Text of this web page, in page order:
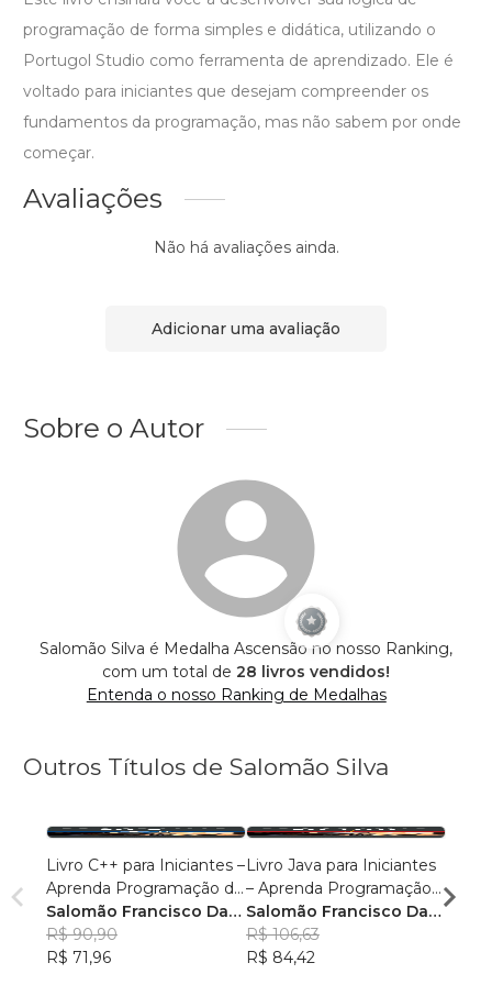
programação de forma simples e didática, utilizando o
Portugol Studio como ferramenta de aprendizado. Ele é
voltado para iniciantes que desejam compreender os
fundamentos da programação, mas não sabem por onde
começar.
Avaliações
Não há avaliações ainda.
Adicionar uma avaliação
Sobre o Autor
Salomão Silva é Medalha Ascensão no nosso Ranking,
com um total de 28 livros vendidos!
Entenda o nosso Ranking de Medalhas
Outros Títulos de Salomão Silva
Livro C++ para Iniciantes –
Aprenda Programação do
Zero
Salomão Francisco Da
Silva
R$ 90,90
R$ 71,96
Livro Java para Iniciantes
– Aprenda Programação
Orientada a Objetos do
Zero
Salomão Francisco Da
Silva
R$ 106,63
R$ 84,42
Web